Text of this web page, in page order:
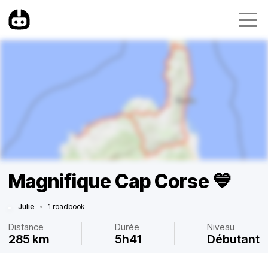
Magnifique Cap Corse 💙
Julie • 1 roadbook
Distance
285 km
Durée
5h41
Niveau
Débutant